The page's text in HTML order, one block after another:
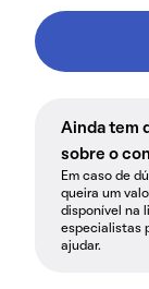
Ainda tem
sobre o
Em caso de
queira um
disponível na
especialistas
ajudar.